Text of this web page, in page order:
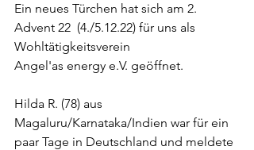
Ein neues Türchen hat sich am 2.
Advent 22  (4./5.12.22) für uns als
Wohltätigkeitsverein
Angel'as energy e.V. geöffnet.
Hilda R. (78) aus
Magaluru/Karnataka/Indien war für ein
paar Tage in Deutschland und meldete